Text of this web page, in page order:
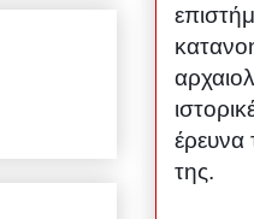
έρευνα
της.